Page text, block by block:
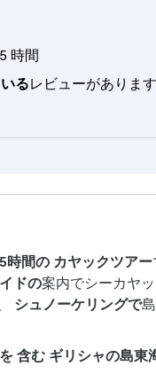
5 時間
るレビューがあります
時間の カヤックツアー
ドの案内でシーカヤ
シュノーケリングで
含む ギリシャの島東